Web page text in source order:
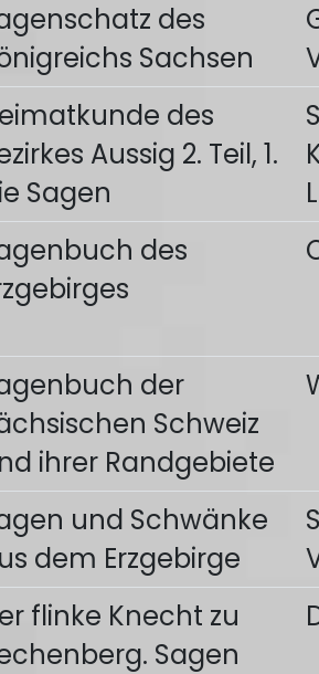
des
Sachsen
des
Aussig 2. Teil, 1.
Sagen
des
der
Schweiz
ihrer Randgebiete
und Schwänke
dem Erzgebirge
flinke Knecht zu
Sagen